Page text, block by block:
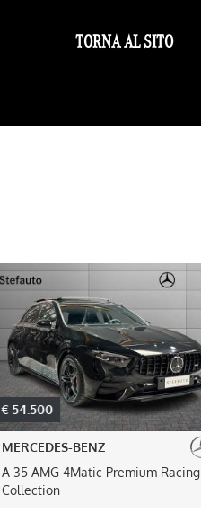
TORNA AL SITO
€ 54.500
MERCEDES-BENZ
A 35 AMG 4Matic Premium Racing
Collection